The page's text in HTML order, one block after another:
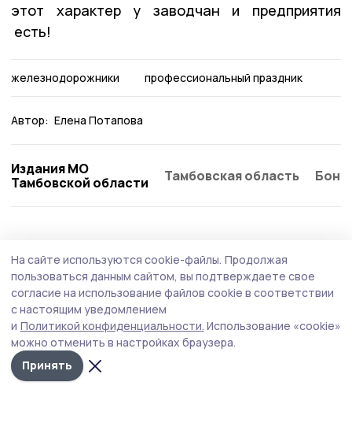
этот характер у заводчан и предприятия
есть!
железнодорожники профессиональный праздник
Автор: Елена Потапова
Издания МО
Тамбовской области
Тамбовская область
В клубе «Пересвет» Мичуринского округа
закаляют не только тело, но и дух
Во вторую субботу августа в России традиционно
отмечают День физкультурника. В селе Мановицы
Мичуринского округа мальчишек и девчонок учат быть
сильными и выносливыми в военно‑спортивном клубе
«Пересвет».
На сайте используются cookie-файлы. Продолжая
пользоваться данным сайтом, вы подтверждаете свое
согласие на использование файлов cookie в соответствии
с настоящим уведомлением
и Политикой конфиденциальности. Использование «cookie»
можно отменить в настройках браузера.
Принять